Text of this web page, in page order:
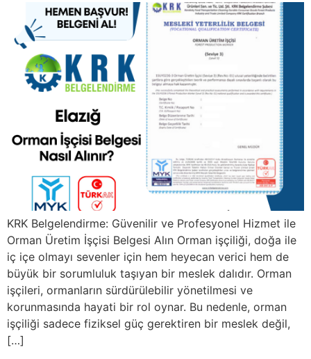
KRK Belgelendirme: Güvenilir ve Profesyonel Hizmet ile
Orman Üretim İşçisi Belgesi Alın Orman işçiliği, doğa ile
iç içe olmayı sevenler için hem heyecan verici hem de
büyük bir sorumluluk taşıyan bir meslek dalıdır. Orman
işçileri, ormanların sürdürülebilir yönetilmesi ve
korunmasında hayati bir rol oynar. Bu nedenle, orman
işçiliği sadece fiziksel güç gerektiren bir meslek değil,
[…]